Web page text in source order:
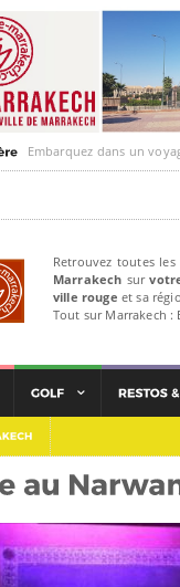
Embarquez dans un voyage
Retrouvez toutes
Marrakech sur
ville rouge et sa
Tout sur Marrakech :